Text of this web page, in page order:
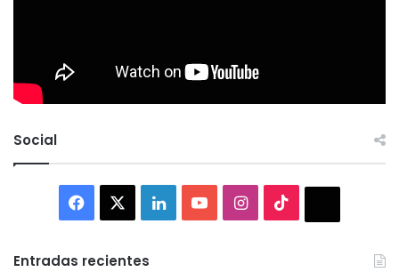
Social
Facebook LinkedInYouTubeInstagram
Entradas recientes